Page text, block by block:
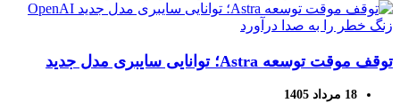
توقف موقت توسعه Astra؛ توانایی سایبری مدل جدید
18 مرداد 1405